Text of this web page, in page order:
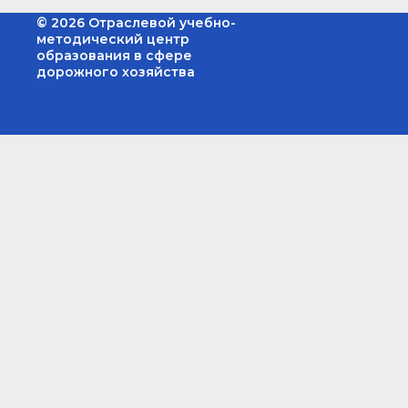
© 2026 Отраслевой учебно-
методический центр
образования в сфере
дорожного хозяйства